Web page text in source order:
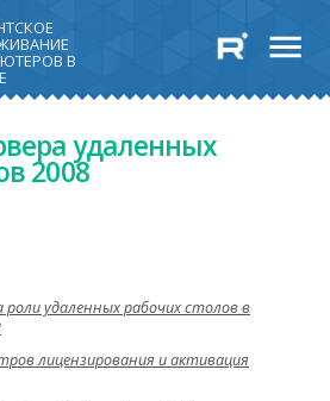
В
удаленных
2008
удаленных рабочих столов в
лицензирования и активация